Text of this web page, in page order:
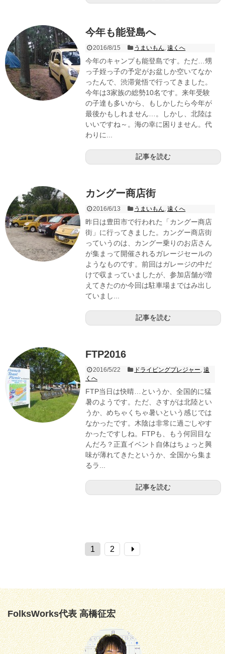
今年も能登島へ
2016/8/15 うまいもん,遠くへ
今年のキャンプも能登島です。ただ…甥
っ子姪っ子の予定がお盆しか空いてなか
ったんで、渋滞覚悟で行ってきました。
今年は3家族の総勢10名です。来年受験
の子達も多いから、もしかしたら今年が
最後かもしれません…。しかし、北陸は
いいですね～。海の幸に困りません。代
わりに...
記事を読む
カングー商店街
2016/6/13 うまいもん,遠くへ
昨日は豊田市で行われた「カングー商店
街」に行ってきました。カングー商店街
っていうのは、カングー乗りのお店さん
が集まって開催されるガレージセールの
ようなものです。前回はガレージの中だ
けで収まっていましたが、参加店舗が増
えてきたのか今回は駐車場まではみ出し
ていまし...
記事を読む
FTP2016
2016/5/22 ドライビングプレジャー,遠
くへ
FTP当日は快晴…というか、全国的に猛
暑のようです。ただ、さすがは北陸とい
うか、めちゃくちゃ暑いという感じでは
なかったです。木陰は非常に過ごしやす
かったですしね。FTPも、もう何回目な
んだろ？正直イベント自体はちょっと興
味が薄れてきたというか、全国から集ま
るラ...
記事を読む
1 2
FolksWorks代表 高橋征宏